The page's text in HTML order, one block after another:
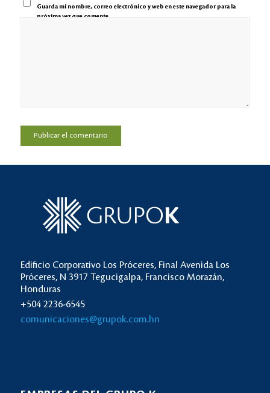
Guarda mi nombre, correo electrónico y web en este navegador para la
próxima vez que comente.
Edificio Corporativo Los Próceres, Final Avenida Los
Próceres, N 3917 Tegucigalpa, Francisco Morazán,
Honduras
+504 2236-6545
comunicaciones@grupok.com.hn